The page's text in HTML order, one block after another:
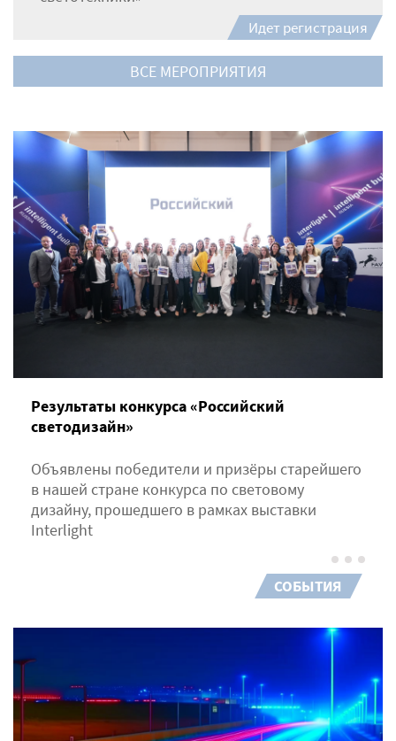
Результаты конкурса «Российский
светодизайн»
Объявлены победители и призёры старейшего
в нашей стране конкурса по световому
дизайну, прошедшего в рамках выставки
Interlight
СОБЫТИЯ
Идет регистрация
ВСЕ МЕРОПРИЯТИЯ